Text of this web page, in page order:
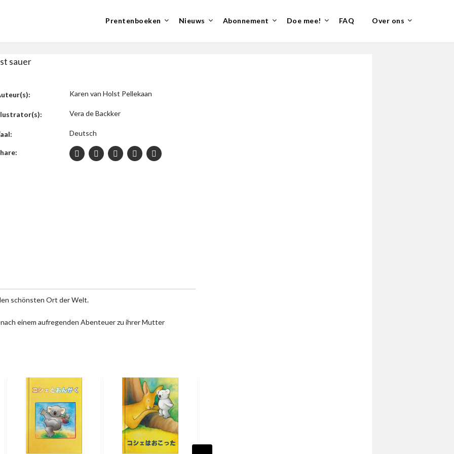
Prentenboeken Nieuws Abonnement Doe mee! FAQ Over ons
sauer
Karen van Holst Pellekaan
Vera de Backker
Deutsch
schönsten Ort der Welt.
einem aufregenden Abenteuer zu ihrer Mutter